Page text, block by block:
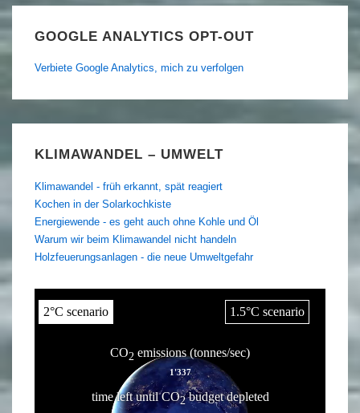
GOOGLE ANALYTICS OPT-OUT
Verbiete Google Analytics, mich zu verfolgen
KLIMAWANDEL – UMWELT
Klimawandel - früh erkannt, spät reagiert
Kochen in der Solarkochkiste
Energiewende - es geht auch ohne Kohle und Öl
Warum wir beim Klimawandel nicht handeln
Holzfeuerungsanlagen - die neue Umweltgefahr